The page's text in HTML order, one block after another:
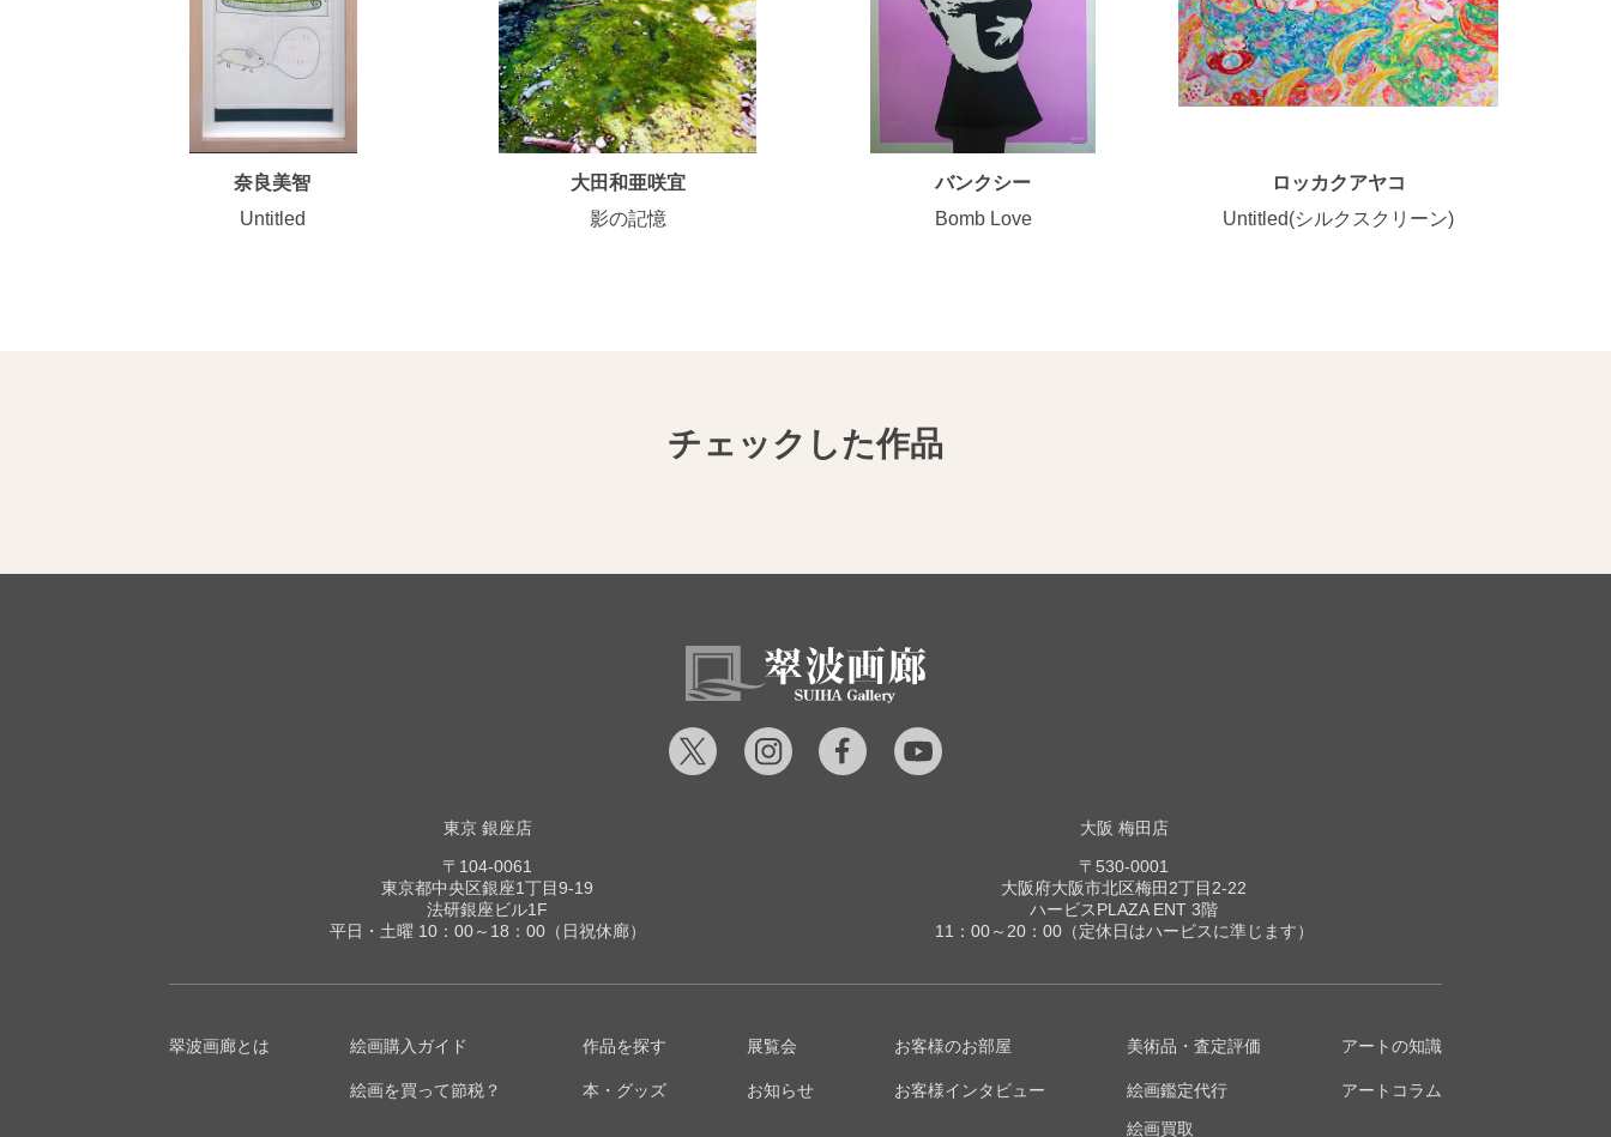
奈良美智
Untitled
大田和亜咲宜
影の記憶
バンクシー
Bomb Love
ロッカクアヤコ
Untitled(シルクスクリーン)
チェックした作品
東京 銀座店
〒104-0061
東京都中央区銀座1丁目9-19
法研銀座ビル1F
平日・土曜 10：00～18：00（日祝休廊）
大阪 梅田店
〒530-0001
大阪府大阪市北区梅田2丁目2-22
ハービスPLAZA ENT 3階
11：00～20：00（定休日はハービスに準じます）
翠波画廊とは 絵画購入ガイド
絵画を買って節税？
作品を探す
本・グッズ
展覧会
お知らせ
お客様のお部屋
お客様インタビュー
美術品・査定評価
絵画鑑定代行
絵画買取
アートの知識
アートコラム